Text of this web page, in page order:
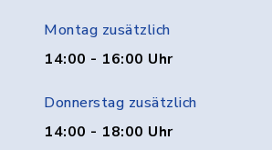
Montag zusätzlich
14:00 - 16:00 Uhr
Donnerstag zusätzlich
14:00 - 18:00 Uhr